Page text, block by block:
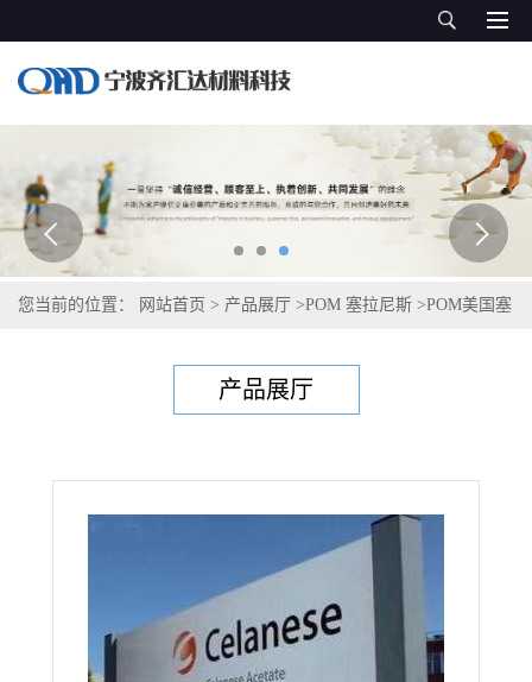
您当前的位置： 网站首页 > 产品展厅 >POM 塞拉尼斯 >POM美国塞
产品展厅